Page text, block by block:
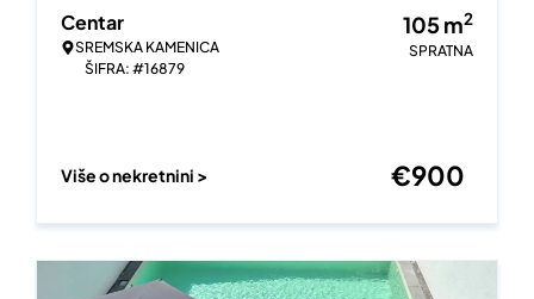
Centar
SREMSKA KAMENICA
ŠIFRA: #16879
105m2
SPRATNA
Više o nekretnini > €900